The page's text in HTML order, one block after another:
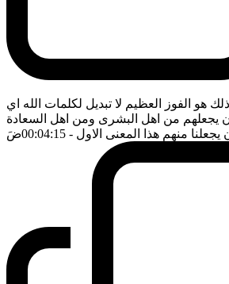
هو الفوز العظيم لا تبديل لكلمات الله اي
يجعلهم من اهل البشرى ومن اهل السعادة
يجعلنا منهم هذا المعنى الاول - 00:04:15 ضَ